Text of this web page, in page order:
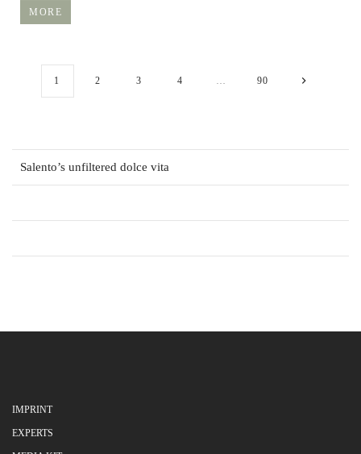
MORE
1 2 3 4 … 90
Salento’s unfiltered dolce vita
IMPRINT
EXPERTS